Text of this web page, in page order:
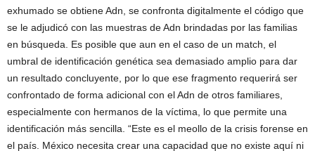
exhumado se obtiene Adn, se confronta digitalmente el código que
se le adjudicó con las muestras de Adn brindadas por las familias
en búsqueda. Es posible que aun en el caso de un match, el
umbral de identificación genética sea demasiado amplio para dar
un resultado concluyente, por lo que ese fragmento requerirá ser
confrontado de forma adicional con el Adn de otros familiares,
especialmente con hermanos de la víctima, lo que permite una
identificación más sencilla. “Este es el meollo de la crisis forense en
el país. México necesita crear una capacidad que no existe aquí ni